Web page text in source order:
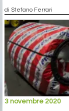
di Stefano Ferrari
3 novembre 2020